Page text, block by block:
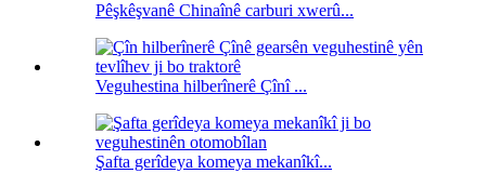
Pêşkêşvanê Chinaînê carburi xwerû...
Veguhestina hilberînerê Çînî ...
Şafta gerîdeya komeya mekanîkî...